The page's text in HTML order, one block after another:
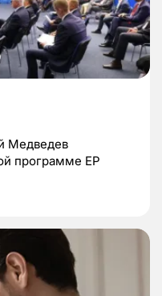
Медведев
программе ЕР